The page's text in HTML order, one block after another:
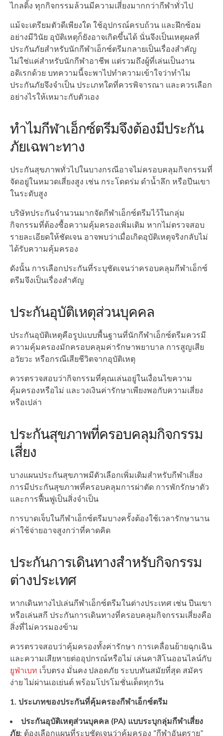
ไกลดิ้ง ทุกกิจกรรมล้วนมีความเสี่ยงมากกว่ากีฬาทั่วไป
แม้จะเตรียมตัวดีเพียงใด ใช้อุปกรณ์ครบถ้วน และฝึกซ้อม
อย่างมีวินัย อุบัติเหตุก็ยังอาจเกิดขึ้นได้ นั่นจึงเป็นเหตุผลที่
ประกันภัยสำหรับนักกีฬาเอ็กซ์ตรีมกลายเป็นเรื่องสำคัญ
ไม่ใช่แค่สำหรับนักกีฬาอาชีพ แต่รวมถึงผู้ที่เล่นเป็นงาน
อดิเรกด้วย บทความนี้จะพาไปทำความเข้าใจว่าทำไม
ประกันภัยจึงจำเป็น ประเภทใดที่ควรพิจารณา และควรเลือก
อย่างไรให้เหมาะกับตัวเอง
ทำไมกีฬาเอ็กซ์ตรีมจึงต้องมีประกัน
ภัยเฉพาะทาง
ประกันสุขภาพทั่วไปในบางกรณีอาจไม่ครอบคลุมกิจกรรมที่
จัดอยู่ในหมวดเสี่ยงสูง เช่น กระโดดร่ม ดำน้ำลึก หรือปีนเขา
ในระดับสูง
บริษัทประกันจำนวนมากจัดกีฬาเอ็กซ์ตรีมไว้ในกลุ่ม
กิจกรรมที่ต้องซื้อความคุ้มครองเพิ่มเติม หากไม่ตรวจสอบ
รายละเอียดให้ชัดเจน อาจพบว่าเมื่อเกิดอุบัติเหตุจริงกลับไม่
ได้รับความคุ้มครอง
ดังนั้น การเลือกประกันที่ระบุชัดเจนว่าครอบคลุมกีฬาเอ็กซ์
ตรีมจึงเป็นเรื่องสำคัญ
ประกันอุบัติเหตุส่วนบุคคล
ประกันอุบัติเหตุคือรูปแบบพื้นฐานที่นักกีฬาเอ็กซ์ตรีมควรมี
ความคุ้มครองมักครอบคลุมค่ารักษาพยาบาล การสูญเสีย
อวัยวะ หรือกรณีเสียชีวิตจากอุบัติเหตุ
ควรตรวจสอบว่ากิจกรรมที่คุณเล่นอยู่ในเงื่อนไขความ
คุ้มครองหรือไม่ และวงเงินค่ารักษาเพียงพอกับความเสี่ยง
หรือเปล่า
ประกันสุขภาพที่ครอบคลุมกิจกรรม
เสี่ยง
บางแผนประกันสุขภาพมีตัวเลือกเพิ่มเติมสำหรับกีฬาเสี่ยง
การมีประกันสุขภาพที่ครอบคลุมการผ่าตัด การพักรักษาตัว
และการฟื้นฟูเป็นสิ่งจำเป็น
การบาดเจ็บในกีฬาเอ็กซ์ตรีมบางครั้งต้องใช้เวลารักษานาน
ค่าใช้จ่ายอาจสูงกว่าที่คาดคิด
ประกันการเดินทางสำหรับกิจกรรม
ต่างประเทศ
หากเดินทางไปเล่นกีฬาเอ็กซ์ตรีมในต่างประเทศ เช่น ปีนเขา
หรือเล่นสกี ประกันการเดินทางที่ครอบคลุมกิจกรรมเสี่ยงคือ
สิ่งที่ไม่ควรมองข้าม
ควรตรวจสอบว่าคุ้มครองทั้งค่ารักษา การเคลื่อนย้ายฉุกเฉิน
และความเสียหายต่ออุปกรณ์หรือไม่ เล่นคาสิโนออนไลน์กับ
ยูฟ่าเบท เว็บตรง มั่นคง ปลอดภัย ระบบทันสมัยที่สุด สมัคร
ง่าย ไม่ผ่านเอเย่นต์ พร้อมโปรโมชั่นเด็ดทุกวัน
1. ประเภทของประกันที่คุ้มครองกีฬาเอ็กซ์ตรีม
ประกันอุบัติเหตุส่วนบุคคล (PA) แบบระบุกลุ่มกีฬาเสี่ยง
ภัย: ต้องเลือกแผนที่ระบุชัดเจนว่าคุ้มครอง “กีฬาอันตราย”